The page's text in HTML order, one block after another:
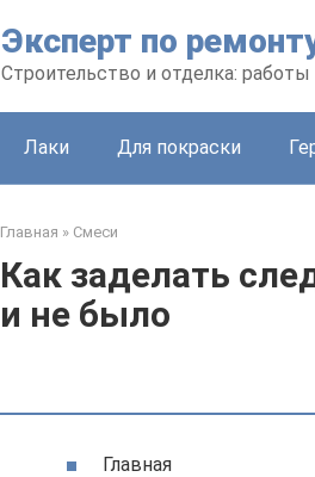
Эксперт по
Строительство и отделка:
Лаки Для покраски
Главная » Смеси
Как заделать
и не было
Главная